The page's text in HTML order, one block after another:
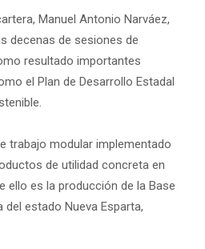
Manuel Antonio Narváez,
decenas de sesiones de
resultado importantes
el Plan de Desarrollo Estadal
trabajo modular implementado
de utilidad concreta en
ello es la producción de la Base
estado Nueva Esparta,